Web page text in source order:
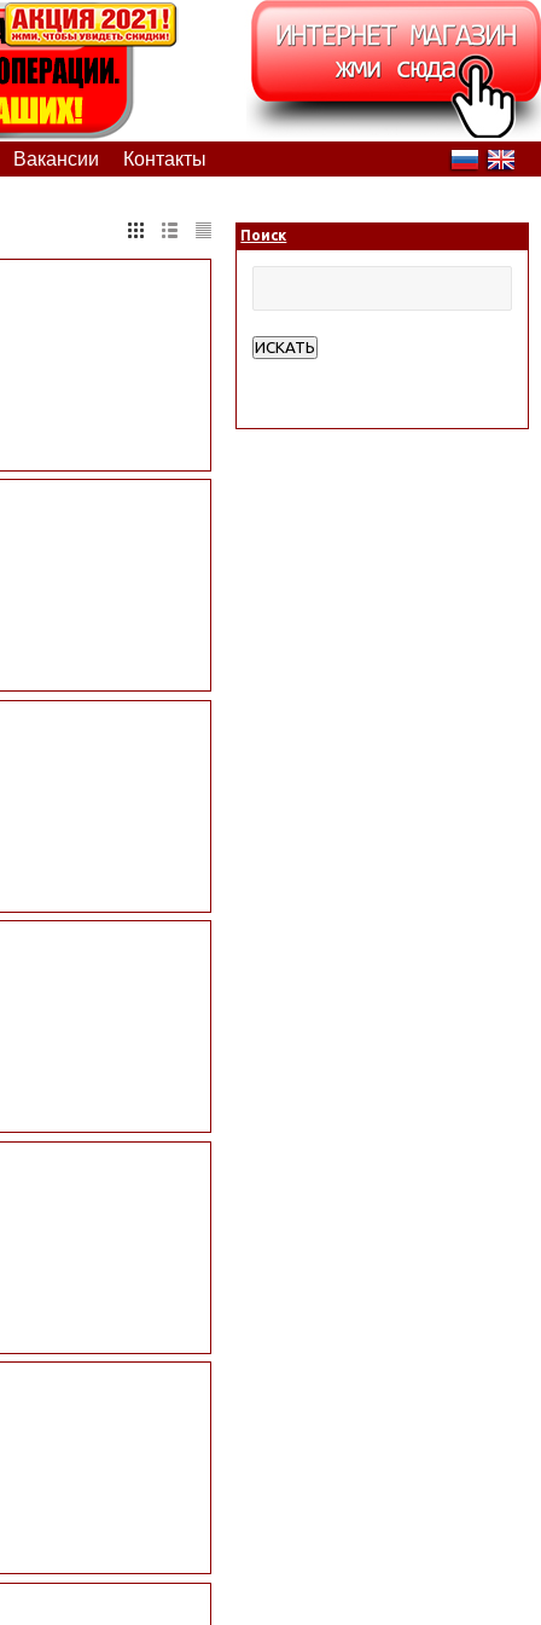
Вакансии Контакты
Поиск
ИСКАТЬ